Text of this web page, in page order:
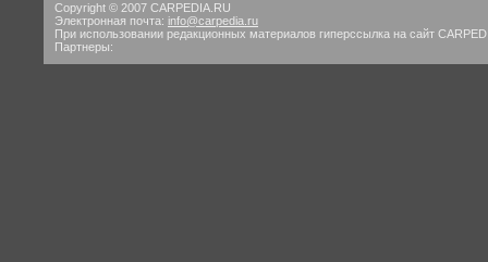
Copyright © 2007 CARPEDIA.RU
Электронная почта: info@carpedia.ru
При использовании редакционных материалов гиперссылка на сайт
Партнеры: